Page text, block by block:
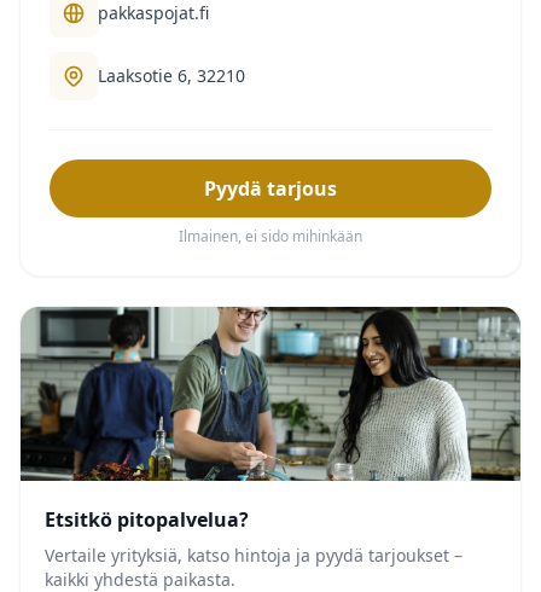
pakkaspojat.fi
Laaksotie 6, 32210
Pyydä tarjous
Ilmainen, ei sido mihinkään
Etsitkö pitopalvelua?
Vertaile yrityksiä, katso hintoja ja pyydä tarjoukset –
kaikki yhdestä paikasta.